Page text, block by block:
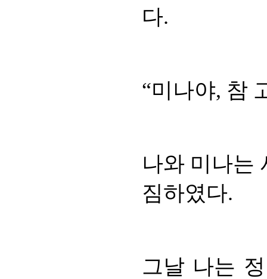
다.
“미나야, 참
나와 미나는
짐하였다.
그날 나는